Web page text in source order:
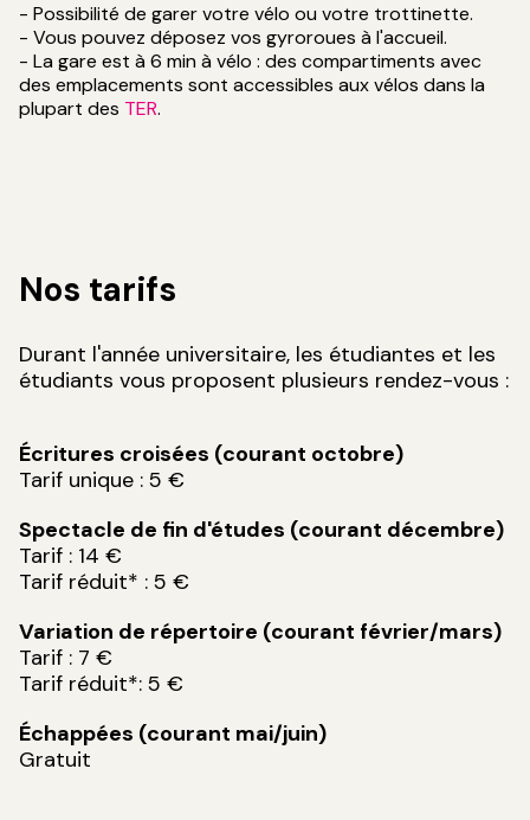
- Possibilité de garer votre vélo ou votre trottinette.
- Vous pouvez déposez vos gyroroues à l'accueil.
- La gare est à 6 min à vélo : des compartiments avec
des emplacements sont accessibles aux vélos dans la
plupart des TER.
Nos tarifs
Durant l'année universitaire, les étudiantes et les
étudiants vous proposent plusieurs rendez-vous :
Écritures croisées (courant octobre)
Tarif unique : 5 €
Spectacle de fin d'études (courant décembre)
Tarif : 14 €
Tarif réduit* : 5 €
Variation de répertoire (courant février/mars)
Tarif : 7 €
Tarif réduit*: 5 €
Échappées (courant mai/juin)
Gratuit